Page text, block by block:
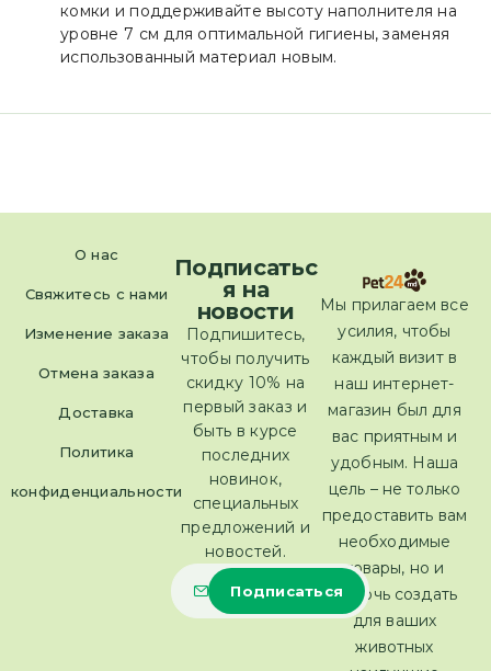
комки и поддерживайте высоту наполнителя на
уровне 7 см для оптимальной гигиены, заменяя
использованный материал новым.
О нас
Свяжитесь с нами
Изменение заказа
Отмена заказа
Доставка
Политика
конфиденциальности
Мы прилагаем все
усилия, чтобы
каждый визит в
наш интернет-
магазин был для
вас приятным и
удобным. Наша
цель – не только
предоставить вам
необходимые
товары, но и
помочь создать
для ваших
животных
Подписатьс
я на
новости
Подпишитесь,
чтобы получить
скидку 10% на
первый заказ и
быть в курсе
последних
новинок,
специальных
предложений и
новостей.